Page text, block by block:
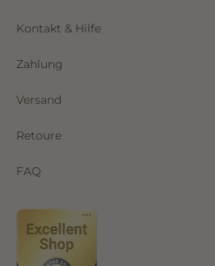
Kontakt & Hilfe
Zahlung
Versand
Retoure
FAQ